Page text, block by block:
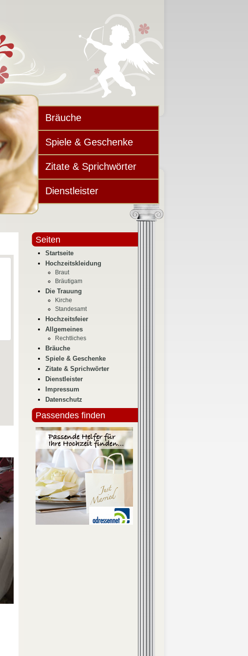
Bräuche
Spiele & Geschenke
Zitate & Sprichwörter
Dienstleister
Seiten
Startseite
Hochzeitskleidung
Braut
Bräutigam
Die Trauung
Kirche
Standesamt
Hochzeitsfeier
Allgemeines
Rechtliches
Bräuche
Spiele & Geschenke
Zitate & Sprichwörter
Dienstleister
Impressum
Datenschutz
Passendes finden